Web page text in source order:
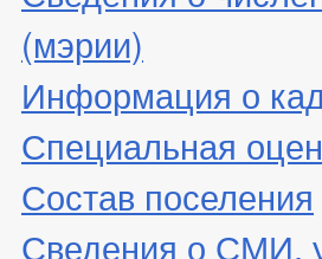
(мэрии)
Информация о
Специальная
Состав поселения
Сведения о СМИ,